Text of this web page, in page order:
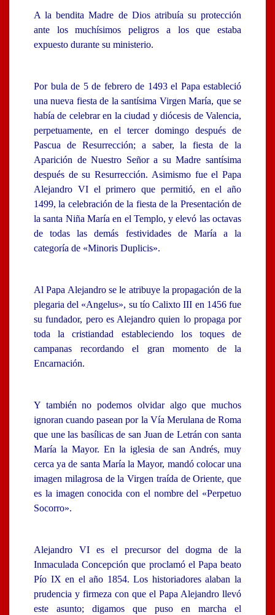
A la bendita Madre de Dios atribuía su protección
ante los muchísimos peligros a los que estaba
expuesto durante su ministerio.
Por bula de 5 de febrero de 1493 el Papa estableció
una nueva fiesta de la santísima Virgen María, que se
había de celebrar en la ciudad y diócesis de Valencia,
perpetuamente, en el tercer domingo después de
Pascua de Resurrección; a saber, la fiesta de la
Aparición de Nuestro Señor a su Madre santísima
después de su Resurrección. Asimismo fue el Papa
Alejandro VI el primero que permitió, en el año
1499, la celebración de la fiesta de la Presentación de
la santa Niña María en el Templo, y elevó las octavas
de todas las demás festividades de María a la
categoría de «Minoris Duplicis».
Al Papa Alejandro se le atribuye la propagación de la
plegaria del «Angelus», su tío Calixto III en 1456 fue
su fundador, pero es Alejandro quien lo propaga por
toda la cristiandad estableciendo los toques de
campanas recordando el gran momento de la
Encarnación.
Y también no podemos olvidar algo que muchos
ignoran cuando pasean por la Vía Merulana de Roma
que une las basílicas de san Juan de Letrán con santa
María la Mayor. En la iglesia de san Andrés, muy
cerca ya de santa María la Mayor, mandó colocar una
imagen milagrosa de la Virgen traída de Oriente, que
es la imagen conocida con el nombre del «Perpetuo
Socorro».
Alejandro VI es el precursor del dogma de la
Inmaculada Concepción que proclamó el Papa beato
Pío IX en el año 1854. Los historiadores alaban la
prudencia y firmeza con que el Papa Alejandro llevó
este asunto; digamos que puso en marcha el